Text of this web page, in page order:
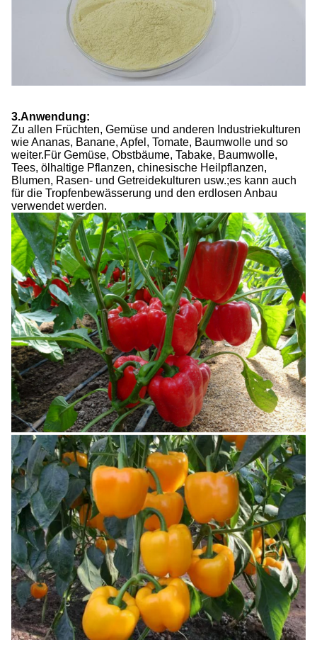
3.Anwendung:
Zu allen Früchten, Gemüse und anderen Industriekulturen
wie Ananas, Banane, Apfel, Tomate, Baumwolle und so
weiter.Für Gemüse, Obstbäume, Tabake, Baumwolle,
Tees, ölhaltige Pflanzen, chinesische Heilpflanzen,
Blumen, Rasen- und Getreidekulturen usw.;es kann auch
für die Tropfenbewässerung und den erdlosen Anbau
verwendet werden.